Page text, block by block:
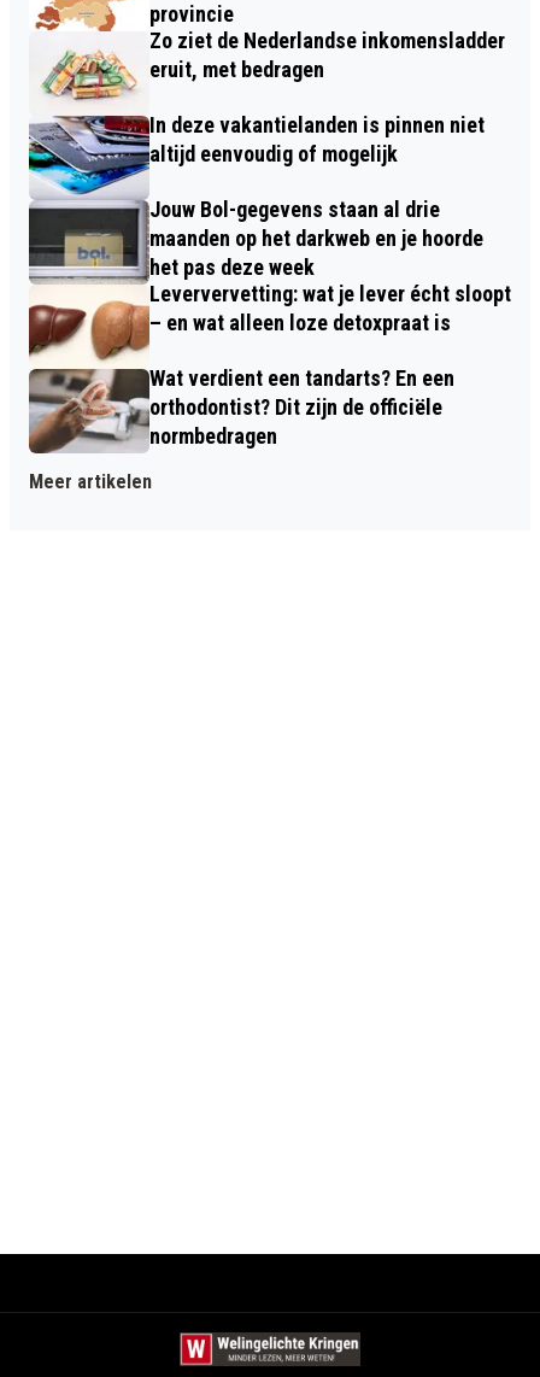
provincie
Zo ziet de Nederlandse inkomensladder
eruit, met bedragen
In deze vakantielanden is pinnen niet
altijd eenvoudig of mogelijk
Jouw Bol-gegevens staan al drie
maanden op het darkweb en je hoorde
het pas deze week
Leververvetting: wat je lever écht sloopt
– en wat alleen loze detoxpraat is
Wat verdient een tandarts? En een
orthodontist? Dit zijn de officiële
normbedragen
Meer artikelen